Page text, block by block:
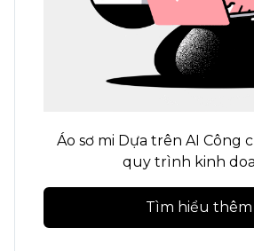
Áo sơ mi Dựa trên AI Công
quy trình kinh
Tìm hiểu thêm